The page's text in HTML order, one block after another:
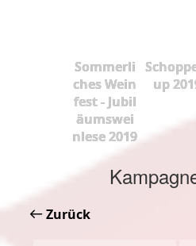
Sommerli
ches Wein
fest - Jubil
äumswei
nlese 2019
up
Zurück